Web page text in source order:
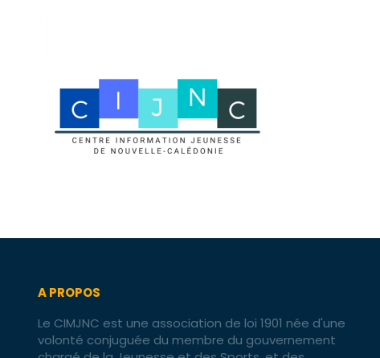
A PROPOS
Le CIMJNC est une association de loi 1901 née d'une
volonté conjuguée du membre du gouvernement